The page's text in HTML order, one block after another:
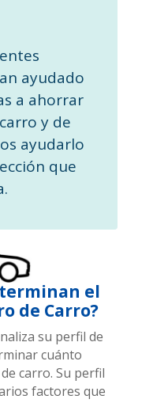
ayudado
a ahorrar
y de
ayudarlo
que
el
de Carro?
su perfil de
cuánto
carro. Su perfil
factores que